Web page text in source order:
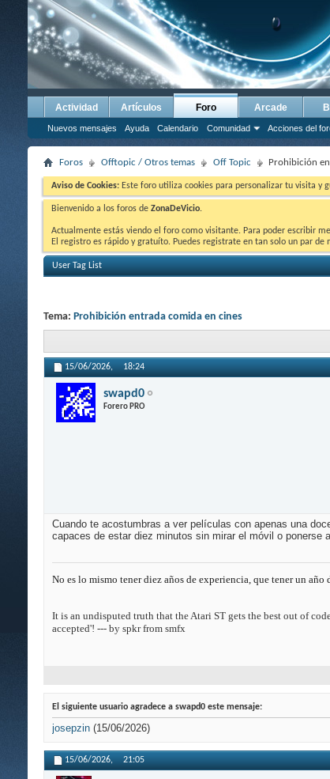
Actividad Artículos Foro
Nuevos mensajes Ayuda Calendario Comunidad Acciones del
Arcade
Foros Offtopic / Otros temas Off Topic Prohibición
Aviso de Cookies: Este foro utiliza cookies para personalizar tu visita y
Bienvenido a los foros de ZonaDeVicio.
Actualmente estás viendo el foro como visitante. Para poder escribir
El registro es rápido y gratuíto. Puedes registrate en tan solo un par de
User Tag List
Tema: Prohibición entrada comida en cines
15/06/2026, 18:24
swapd0
Forero PRO
Cuando te acostumbras a ver películas con apenas una
capaces de estar diez minutos sin mirar el móvil o
No es lo mismo tener diez años de experiencia, que tener un año
It is an undisputed truth that the Atari ST gets the best out of
accepted'! --- by spkr from smfx
El siguiente usuario agradece a swapd0 este mensaje:
josepzin (15/06/2026)
15/06/2026, 21:05